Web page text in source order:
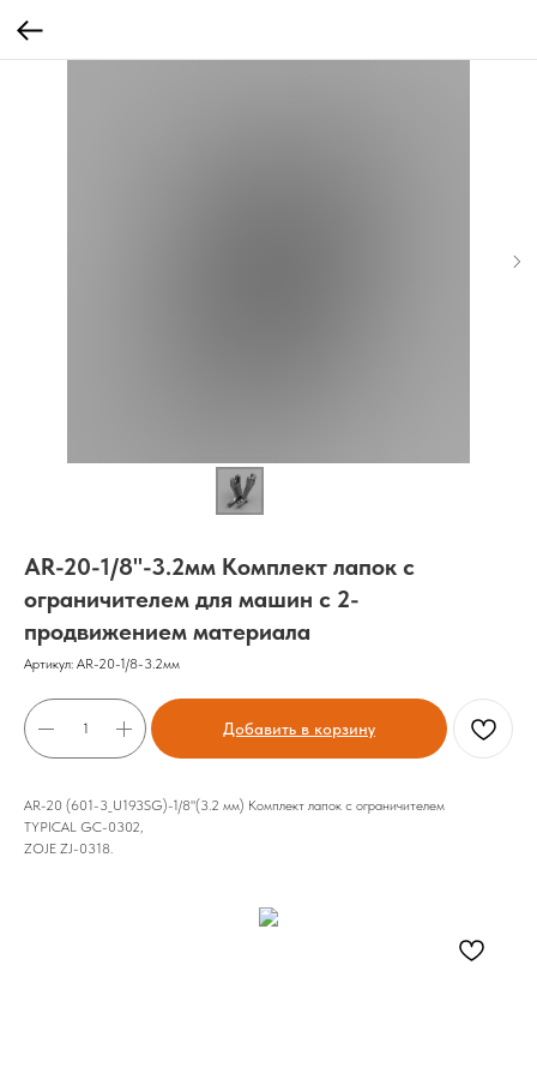
AR-20-1/8"-3.2мм Комплект лапок с
ограничителем для машин с 2-
продвижением материала
Артикул: AR-20-1/8-3.2мм
Добавить в корзину
AR-20 (601-3_U193SG)-1/8"(3.2 мм) Комплект лапок с ограничителем
TYPICAL GC-0302,
ZOJE ZJ-0318.